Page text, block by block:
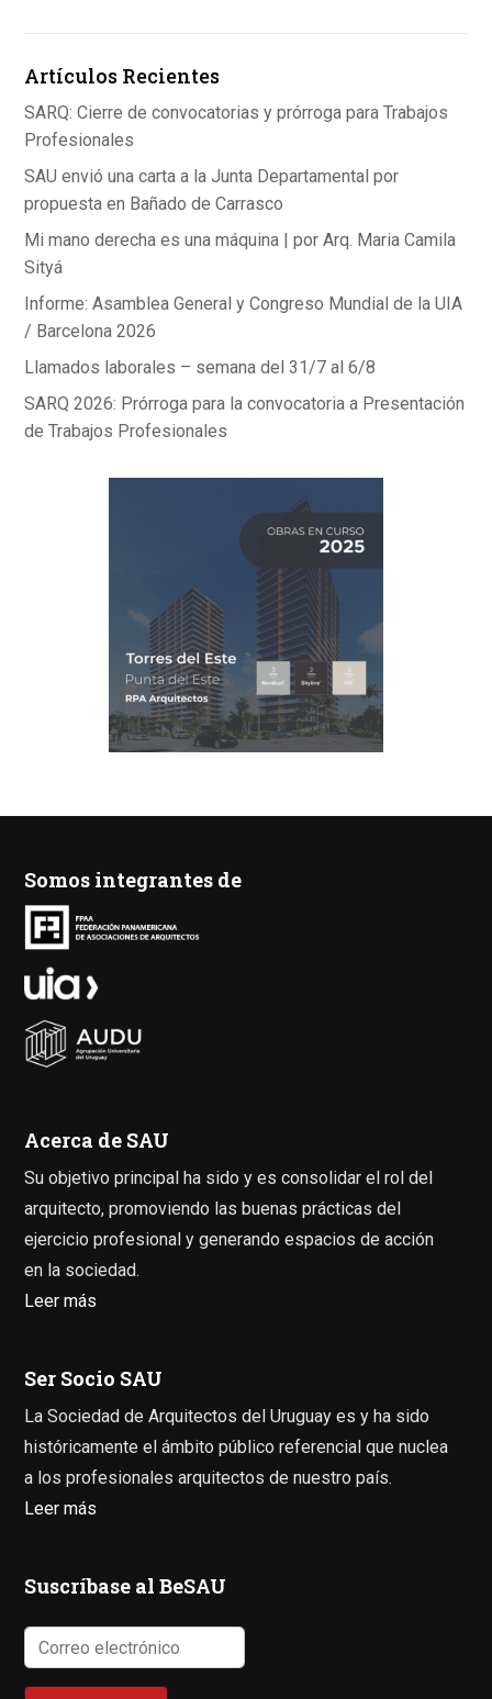
o
k
p
p
Artículos Recientes
SARQ: Cierre de convocatorias y prórroga para Trabajos
Profesionales
SAU envió una carta a la Junta Departamental por
propuesta en Bañado de Carrasco
Mi mano derecha es una máquina | por Arq. Maria Camila
Sityá
Informe: Asamblea General y Congreso Mundial de la UIA
/ Barcelona 2026
Llamados laborales – semana del 31/7 al 6/8
SARQ 2026: Prórroga para la convocatoria a Presentación
de Trabajos Profesionales
Somos integrantes de
Acerca de SAU
Su objetivo principal ha sido y es consolidar el rol del
arquitecto, promoviendo las buenas prácticas del
ejercicio profesional y generando espacios de acción
en la sociedad.
Leer más
Ser Socio SAU
La Sociedad de Arquitectos del Uruguay es y ha sido
históricamente el ámbito público referencial que nuclea
a los profesionales arquitectos de nuestro país.
Leer más
Suscríbase al BeSAU